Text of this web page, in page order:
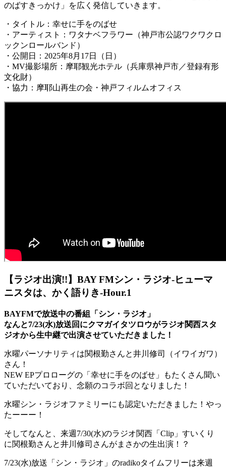
のばすきっかけ」を広く発信していきます。
・タイトル：幸せに手をのばせ
・アーティスト：ワタナベフラワー（神戸市公認ワクワクロ
ックンロールバンド）
・公開日：2025年8月17日（日）
・MV撮影場所：摩耶観光ホテル（兵庫県神戸市／登録有形
文化財）
・協力：摩耶山再生の会・神戸フィルムオフィス
【ラジオ出演!!】BAY FMシン・ラジオ-ヒューマ
ニスタは、かく語りき-Hour.1
BAYFMで放送中の番組「シン・ラジオ」
なんと7/23(水)放送回にクマガイタツロウがラジオ関西スタ
ジオから生中継で出演させていただきました！
水曜パーソナリティは関根勤さんと井川修司（イワイガワ）
さん！
NEW EPプロローグの「幸せに手をのばせ」もたくさん聞い
ていただいており、念願のコラボ回となりました！
水曜シン・ラジオファミリーにも認定いただきました！やっ
たーーー！
そしてなんと、来週7/30(水)のラジオ関西「Clip」すいくり
に関根勤さんと井川修司さんがまさかの生出演！？
7/23(水)放送「シン・ラジオ」のradikoタイムフリーは来週